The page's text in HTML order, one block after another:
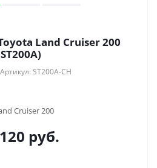
Land Cruiser 200
Артикул: ST200A-CH
Cruiser 200
руб.